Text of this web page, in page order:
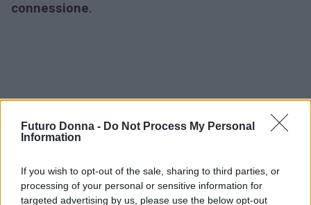
Futuro Donna - Do Not Process My Personal
Information
If you wish to opt-out of the sale, sharing to third parties, or
processing of your personal or sensitive information for
targeted advertising by us, please use the below opt-out
connessione.